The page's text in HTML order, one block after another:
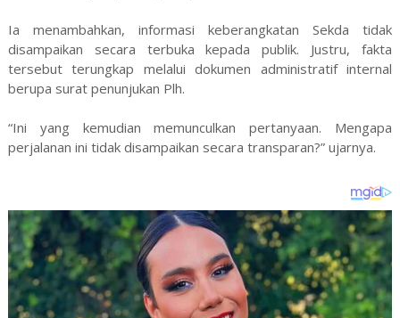
Ia menambahkan, informasi keberangkatan Sekda tidak
disampaikan secara terbuka kepada publik. Justru, fakta
tersebut terungkap melalui dokumen administratif internal
berupa surat penunjukan Plh.
“Ini yang kemudian memunculkan pertanyaan. Mengapa
perjalanan ini tidak disampaikan secara transparan?” ujarnya.